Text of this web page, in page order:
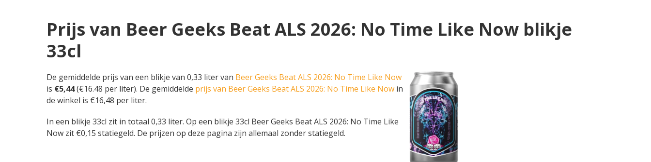
Prijs van Beer Geeks Beat ALS 2026: No Time Like Now blikje
33cl
De gemiddelde prijs van een blikje van 0,33 liter van Beer Geeks Beat ALS 2026: No Time Like Now
is €5,44(€16.48 per liter). De gemiddelde prijs van Beer Geeks Beat ALS 2026: No Time Like Now in
de winkel is €16,48 per liter.
In een blikje 33cl zit in totaal 0,33 liter. Op een blikje 33cl Beer Geeks Beat ALS 2026: No Time Like
Now zit €0,15 statiegeld. De prijzen op deze pagina zijn allemaal zonder statiegeld.